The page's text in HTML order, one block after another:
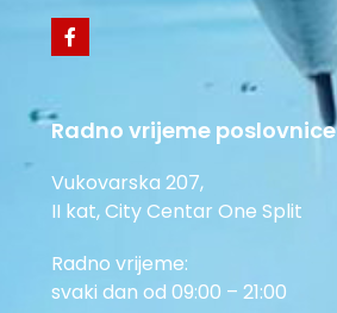
Radno vrijeme poslovnice
Vukovarska 207,
II kat, City Centar One Split
Radno vrijeme:
svaki dan od 09:00 – 21:00